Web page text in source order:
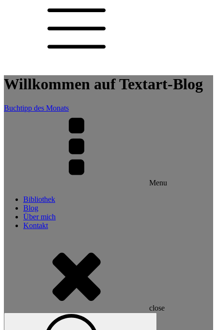
Willkommen auf Textart-Blog
Buchtipp des Monats
Menu
Bibliothek
Blog
Über mich
Kontakt
close